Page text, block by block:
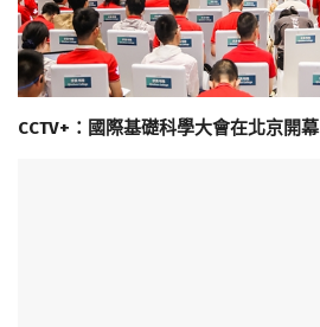
CCTV+：國際基礎科學大會在北京開幕